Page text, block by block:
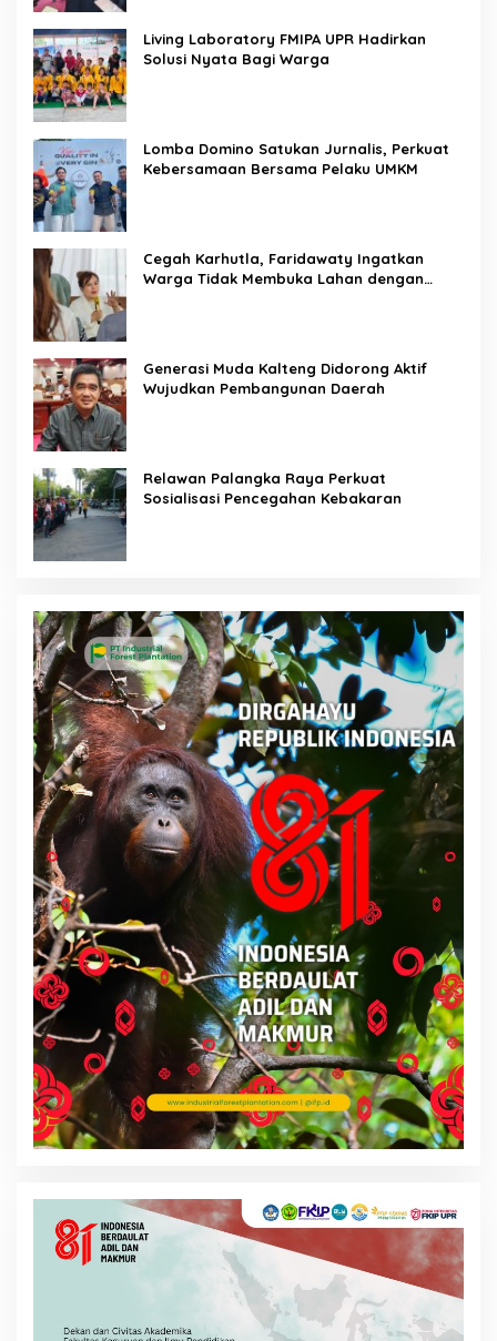
Living Laboratory FMIPA UPR Hadirkan
Solusi Nyata Bagi Warga
Lomba Domino Satukan Jurnalis, Perkuat
Kebersamaan Bersama Pelaku UMKM
Cegah Karhutla, Faridawaty Ingatkan
Warga Tidak Membuka Lahan dengan
Generasi Muda Kalteng Didorong Aktif
Wujudkan Pembangunan Daerah
Relawan Palangka Raya Perkuat
Sosialisasi Pencegahan Kebakaran